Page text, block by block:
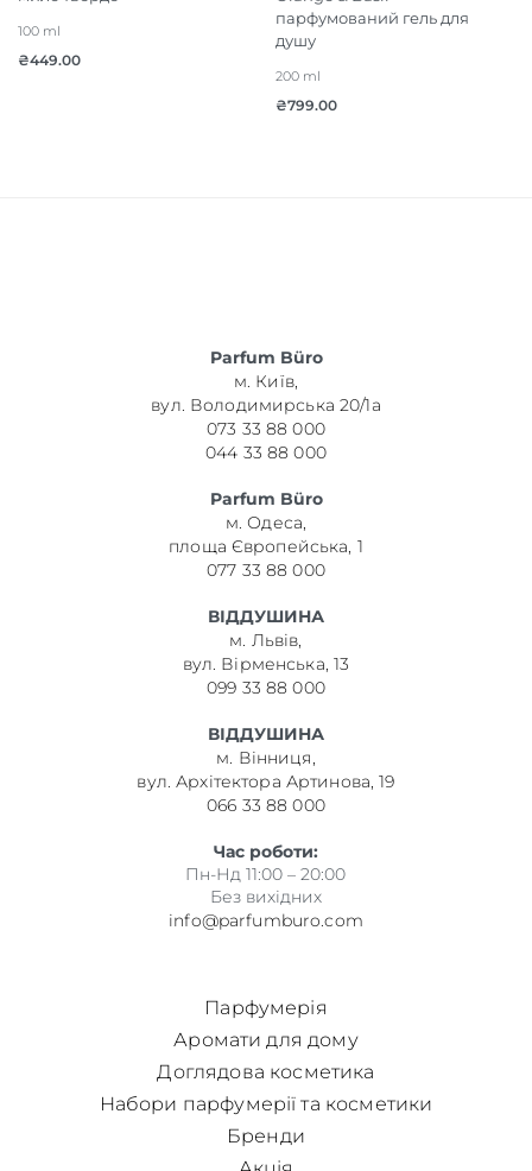
100 ml
₴449.00
парфумований гель для
душу
200 ml
₴799.00
Parfum Büro
м. Київ,
вул. Володимирська 20/1а
073 33 88 000
044 33 88 000
Parfum Büro
м. Одеса,
площа Європейська, 1
077 33 88 000
ВІДДУШИНА
м. Львів,
вул. Вірменська, 13
099 33 88 000
ВІДДУШИНА
м. Вінниця,
вул. Архітектора Артинова, 19
066 33 88 000
Час роботи:
Пн-Нд 11:00 – 20:00
Без вихідних
info@parfumburo.com
Парфумерія
Аромати для дому
Доглядова косметика
Набори парфумерії та косметики
Бренди